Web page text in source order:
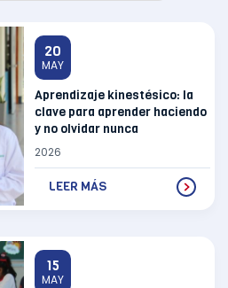
20
MAY
Aprendizaje kinestésico: la
clave para aprender haciendo
y no olvidar nunca
2026
LEER MÁS
15
MAY